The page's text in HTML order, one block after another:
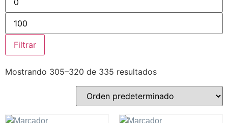
Filtrar
Mostrando 305–320 de 335 resultados